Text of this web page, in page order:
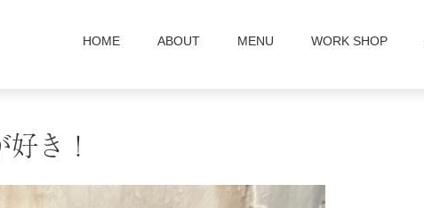
HOME ABOUT MENU WORK SHOP
き！